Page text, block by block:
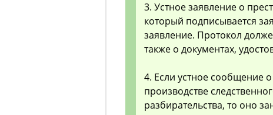
3. Устное заявление о
который подписывается
заявление. Протокол
также о документах,
4. Если устное сообщение
производстве
разбирательства, то оно